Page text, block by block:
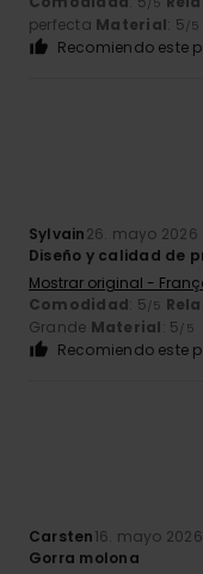
/5
perfecta Material: 5/5
Recomiendo este
Sylvain26. mayo 2026
Diseño y calidad de
Mostrar original -
Comodidad: 5/5
Grande Material: 5/5
Recomiendo este
Carsten16. mayo 2026
Gorra molona